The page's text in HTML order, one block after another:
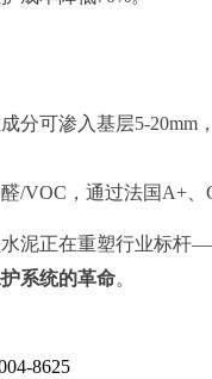
成分可渗入基层5-20mm
/VOC，通过法国A+、
泥正在重塑行业标杆
系统的革命。
8625